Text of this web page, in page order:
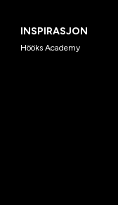
INSPIRASJON
Hööks Academy